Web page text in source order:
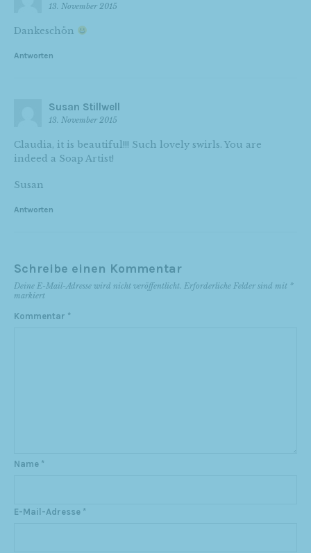
13. November 2015
Dankeschön
Antworten
Susan Stillwell
13. November 2015
Claudia, it is beautiful!!! Such lovely swirls. You are
indeed a Soap Artist!
Susan
Antworten
Schreibe einen Kommentar
Deine E-Mail-Adresse wird nicht veröffentlicht. Erforderliche Felder sind mit *
markiert
Kommentar *
Name *
E-Mail-Adresse *